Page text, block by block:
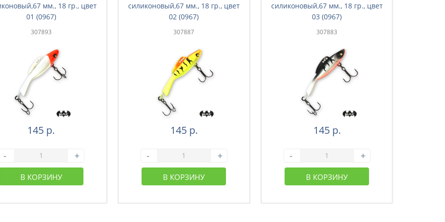
мм., 18 гр., цвет
01 (0967)
307893
145 р.
- +
В КОРЗИНУ
силиконовый,67 мм., 18 гр., цвет
02 (0967)
307887
145 р.
- +
В КОРЗИНУ
силиконовый,67 мм., 18 гр., цвет
03 (0967)
307883
145 р.
- +
В КОРЗИНУ